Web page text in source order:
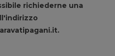
richiederne una